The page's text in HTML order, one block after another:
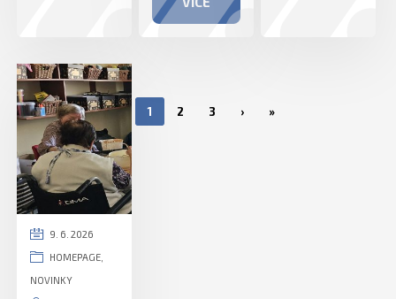
9. 6. 2026
HOMEPAGE
NOVINKY
1 2 3 › »